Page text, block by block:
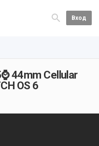
Вход
44mm Cellular
OS 6